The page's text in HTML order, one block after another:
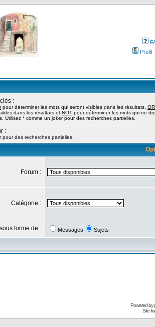
Profil
:
pour déterminer les mots qui seront visibles dans les résultats, OR
dans les résultats et NOT pour déterminer les mots qui ne
Utilisez * comme un joker pour des recherches partielles.
:
pour des recherches partielles.
Forum :
Catégorie :
forme de : Messages Sujets
Powered by
Site